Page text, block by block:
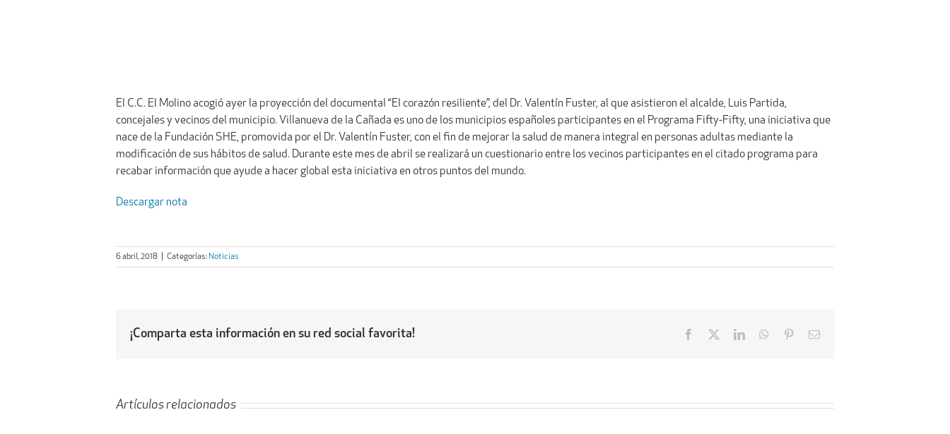
El C.C. El Molino acogió ayer la proyección del documental “El corazón resiliente”, del Dr. Valentín Fuster, al que asistieron el alcalde, Luis Partida,
concejales y vecinos del municipio. Villanueva de la Cañada es uno de los municipios españoles participantes en el Programa Fifty-Fifty, una iniciativa que
nace de la Fundación SHE, promovida por el Dr. Valentín Fuster, con el fin de mejorar la salud de manera integral en personas adultas mediante la
modificación de sus hábitos de salud. Durante este mes de abril se realizará un cuestionario entre los vecinos participantes en el citado programa para
recabar información que ayude a hacer global esta iniciativa en otros puntos del mundo.
Descargar nota
6 abril, 2018 Categorías: Noticias
¡Comparta esta información en su red social favorita! Facebook LinkedInWhatsApp
PinterestEmail
Artículos relacionados